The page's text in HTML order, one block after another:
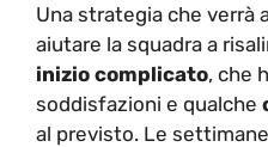
Una strategia che verrà
aiutare la squadra a
inizio complicato, che
soddisfazioni e qualche
al previsto. Le